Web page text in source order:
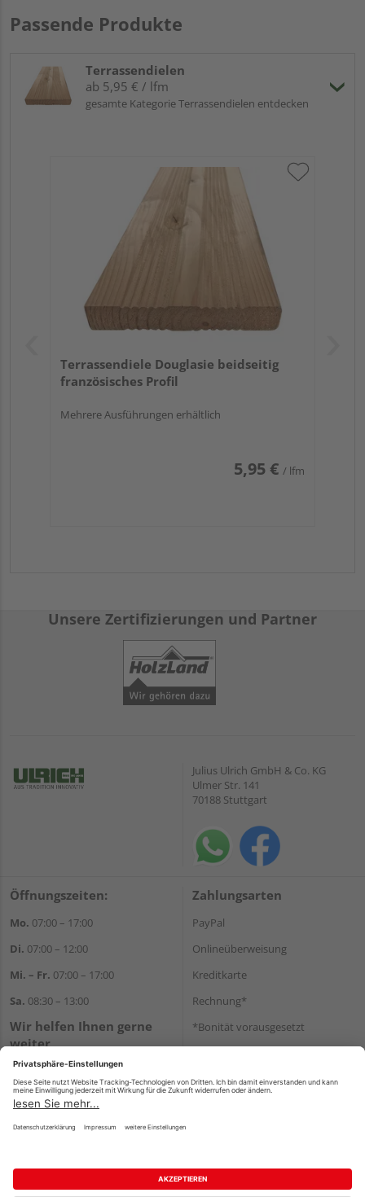
Passende Produkte
Terrassendielen
ab 5,95 € / lfm
gesamte Kategorie Terrassendielen entdecken
Terrassendiele Douglasie beidseitig
französisches Profil
Mehrere Ausführungen erhältlich
5,95 € / lfm
Unsere Zertifizierungen und Partner
Julius Ulrich GmbH & Co. KG
Ulmer Str. 141
70188 Stuttgart
Öffnungszeiten:
Mo. 07:00 – 17:00
Di. 07:00 – 12:00
Mi. – Fr. 07:00 – 17:00
Sa. 08:30 – 13:00
Wir helfen Ihnen gerne
weiter
Tel.:+49 711 168520
WhatsApp
Zahlungsarten
PayPal
Onlineüberweisung
Kreditkarte
Rechnung*
*Bonität vorausgesetzt
Impressum AGB Widerruf
Datenschutz